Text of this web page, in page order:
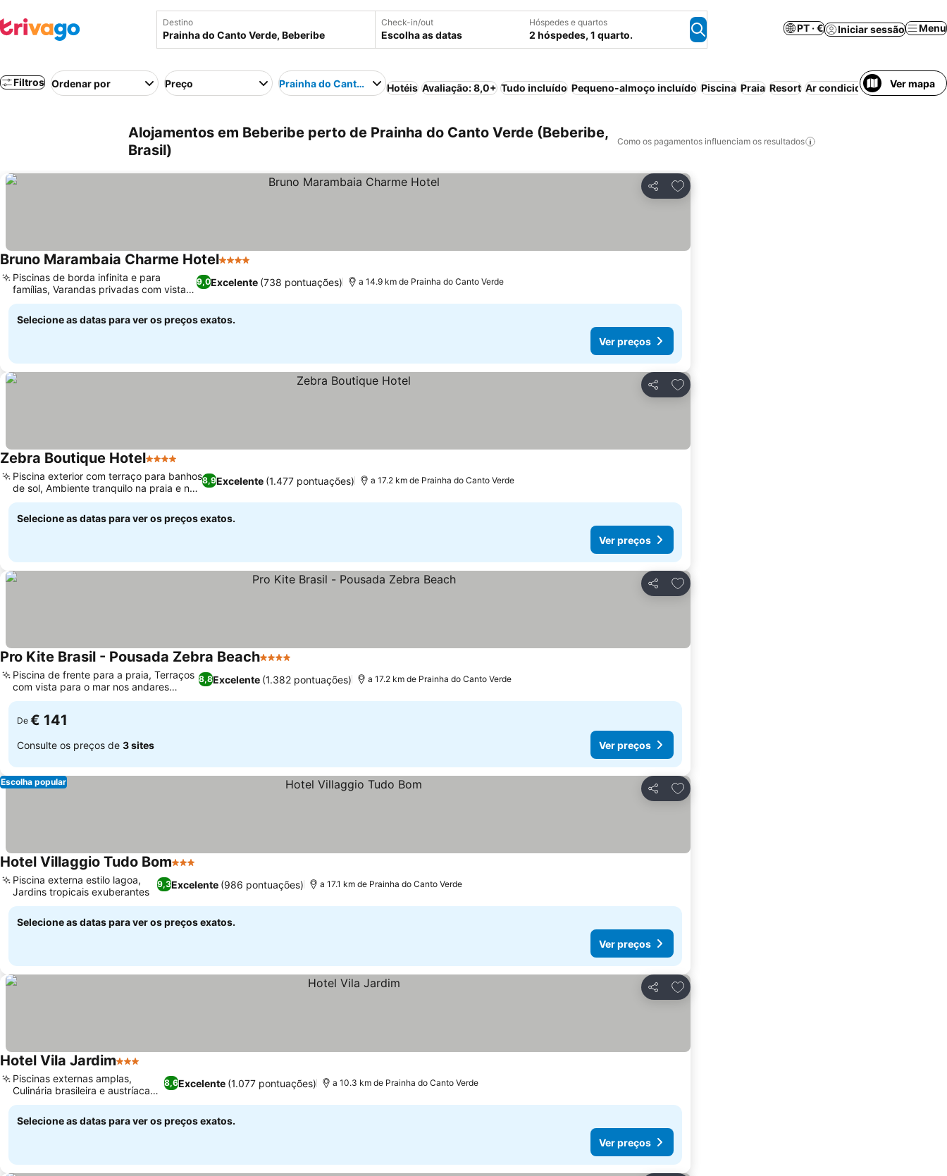
Destino Check-in/out
Escolha as datas
Hóspedes e quartos
2 hóspedes, 1 quarto.
PT · € Iniciar sessão Menu
Filtros Ordenar por Preço Prainha do Canto VerdeHotéis Avaliação: 8,0+ Tudo incluído Pequeno-almoço incluído Piscina Praia Resort Ar condicionado Pensão
Ver mapa
Alojamentos em Beberibe perto de Prainha do Canto Verde (Beberibe,
Brasil)
Como os pagamentos influenciam os resultados
Partilhar
Adicionar aos favoritos
Bruno Marambaia Charme Hotel4 Estrelas
9,0Excelente (738 pontuações)
Piscinas de borda infinita e para
famílias, Varandas privadas com vista
para o mar
a 14.9 km de Prainha do Canto Verde
Selecione as datas para ver os preços exatos.
Ver preços
Partilhar
Adicionar aos favoritos
Zebra Boutique Hotel4 Estrelas
8,9Excelente (1.477 pontuações)
Piscina exterior com terraço para banhos
de sol, Ambiente tranquilo na praia e na
lagoa
a 17.2 km de Prainha do Canto Verde
Selecione as datas para ver os preços exatos.
Ver preços
Partilhar
Adicionar aos favoritos
Pro Kite Brasil - Pousada Zebra Beach4 Estrelas
8,8Excelente (1.382 pontuações)
Piscina de frente para a praia, Terraços
com vista para o mar nos andares
superiores
a 17.2 km de Prainha do Canto Verde
De € 141
Consulte os preços de 3 sites Ver preços
Partilhar
Adicionar aos favoritos
Escolha popular
Hotel Villaggio Tudo Bom3 Estrelas
9,3Excelente (986 pontuações)
Piscina externa estilo lagoa,
Jardins tropicais exuberantes
a 17.1 km de Prainha do Canto Verde
Selecione as datas para ver os preços exatos.
Ver preços
Partilhar
Adicionar aos favoritos
Hotel Vila Jardim3 Estrelas
8,6Excelente (1.077 pontuações)
Piscinas externas amplas,
Culinária brasileira e austríaca
fusion
a 10.3 km de Prainha do Canto Verde
Selecione as datas para ver os preços exatos.
Ver preços